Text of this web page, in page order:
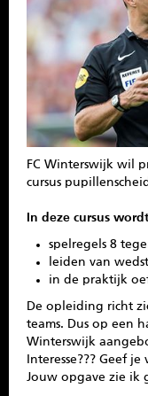
SPONSOREN
CONTACT
MENU
FC Winterswijk wil
cursus
In deze cursus
spelregels 8
leiden van
in de praktijk
De opleiding richt
teams. Dus op een
Winterswijk
Interesse??? Geef
Jouw opgave zie ik